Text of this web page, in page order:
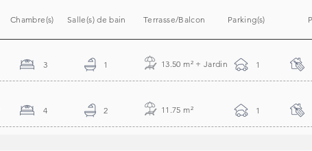
Chambre(s) Salle(s) de bain Terrasse/Balcon Parking(s)
3 1 13.50 m² + Jardin 1
4 2 11.75 m² 1